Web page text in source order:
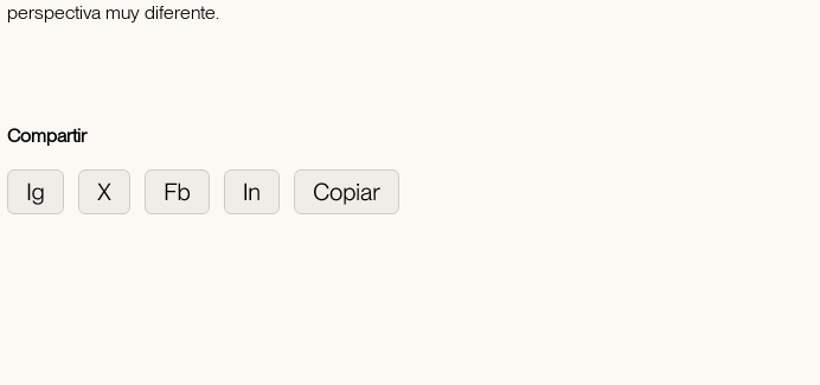
perspectiva muy diferente.
Compartir